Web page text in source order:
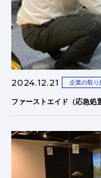
2024.12.21 企業の取り
ファーストエイド（応急処